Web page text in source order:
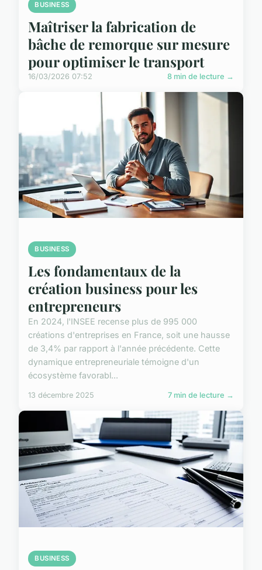
BUSINESS
Maîtriser la fabrication de
bâche de remorque sur mesure
pour optimiser le transport
16/03/2026 07:52 8 min de lecture →
BUSINESS
Les fondamentaux de la
création business pour les
entrepreneurs
En 2024, l'INSEE recense plus de 995 000
créations d'entreprises en France, soit une hausse
de 3,4% par rapport à l'année précédente. Cette
dynamique entrepreneuriale témoigne d'un
écosystème favorabl...
13 décembre 2025 7 min de lecture →
BUSINESS